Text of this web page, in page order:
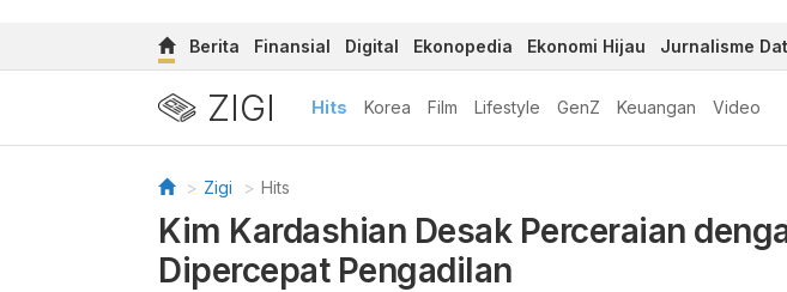
Berita Finansial Digital Ekonopedia Ekonomi Hijau Jurnalisme
ZIGI Hits Korea Film Lifestyle GenZ Keuangan Video
Zigi Hits
Kim Kardashian Desak Perceraian
Dipercepat Pengadilan